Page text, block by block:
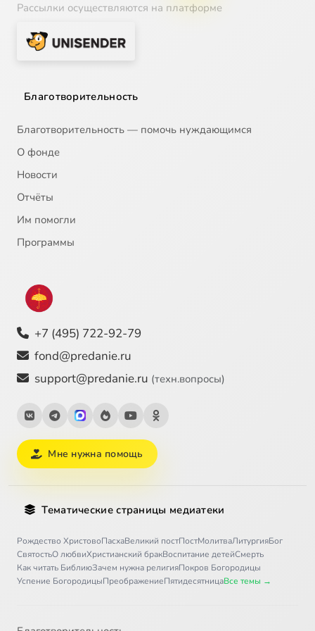
Рассылки осуществляются на платформе
Благотворительность
Благотворительность — помочь нуждающимся
О фонде
Новости
Отчёты
Им помогли
Программы
+7 (495) 722-92-79
fond@predanie.ru
support@predanie.ru (техн.вопросы)
Мне нужна помощь
Тематические страницы медиатеки
Рождество ХристовоПасхаВеликий постПостМолитваЛитургияБог
СвятостьО любвиХристианский бракВоспитание детейСмерть
Как читать БиблиюЗачем нужна религияПокров Богородицы
Успение БогородицыПреображениеПятидесятницаВсе темы →